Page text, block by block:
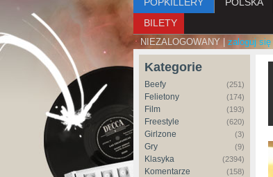
BILETY
NIEZALOGOWANY | zaloguj się
Kategorie
Beefy (251)
Felietony (174)
Film (193)
Freestyle (620)
Girlzone (3)
Gry (9)
Klasyka (2394)
Komentarze (158)